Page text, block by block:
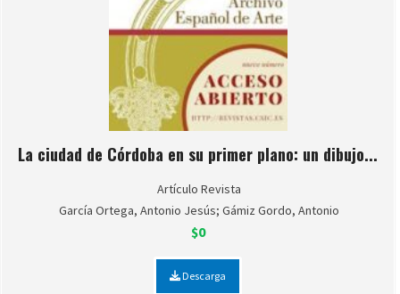
La ciudad de Córdoba en su primer plano: un dibujo...
Artículo Revista
García Ortega, Antonio Jesús; Gámiz Gordo, Antonio
$0
Descarga